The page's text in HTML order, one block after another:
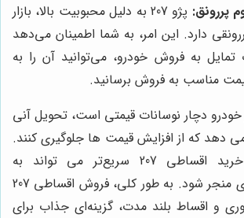
پررونق:
پژو 207 به دلیل محبوبیت بالا، بازار
دارد. این امر، به شما اطمینان می‌دهد
به فروش خودرو، می‌توانید آن را به
مناسب به فروش برسانید.
خودرو دچار نوسانات قیمتی است، تحویل آنی
می دهد که از افزایش قیمت ها جلوگیری کنند.
به عبارت دیگر، خرید اقساطی 207 سریع‌تر می تواند به
صرفه‌جویی اقتصادی منجر شود. به طور کلی، فروش اقساطی 207
و اقساط بلند مدت، گزینه‌ای جذاب برای